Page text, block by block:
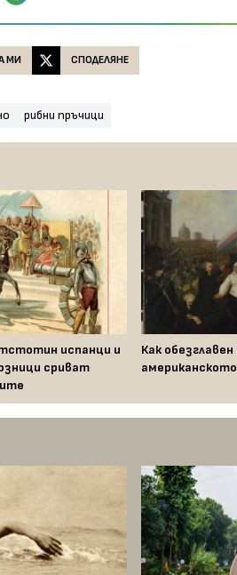
МИ СПОДЕЛЯНЕ
рибни пръчици
испанци и
сриват
Как